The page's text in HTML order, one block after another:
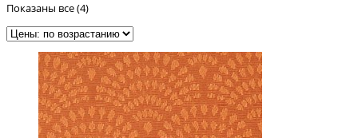
Показаны все (4)Цены:
возрастанию